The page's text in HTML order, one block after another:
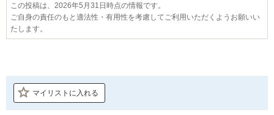
この投稿は、2026年5月31日時点の情報です。
ご自身の責任のもと適法性・有用性を考慮してご利用いただくようお願いい
たします。
マイリストに入れる